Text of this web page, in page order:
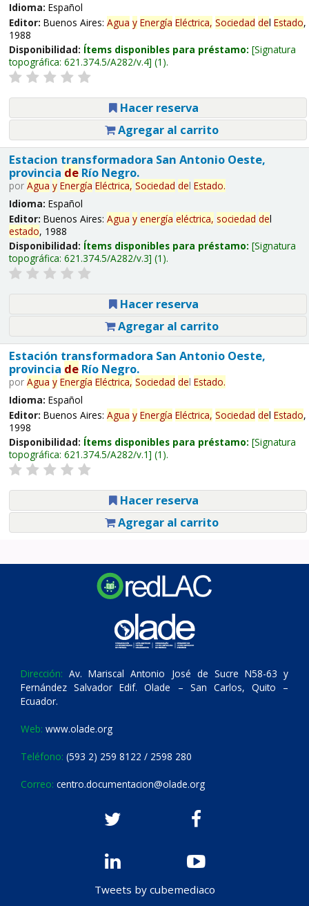
Idioma: Español
Editor: Buenos Aires: Agua y Energía Eléctrica, Sociedad del Estado,
1988
Disponibilidad: Ítems disponibles para préstamo: Signatura
topográfica: 621.374.5/A282/v.4 (1).
Hacer reserva
Agregar al carrito
Estacion transformadora San Antonio Oeste,
provincia deRío Negro.
por Agua y Energía Eléctrica, Sociedad del Estado.
Idioma: Español
Editor: Buenos Aires: Agua y energía eléctrica, sociedad del
estado, 1988
Disponibilidad: Ítems disponibles para préstamo: Signatura
topográfica: 621.374.5/A282/v.3 (1).
Hacer reserva
Agregar al carrito
Estación transformadora San Antonio Oeste,
provincia deRío Negro.
por Agua y Energía Eléctrica, Sociedad del Estado.
Idioma: Español
Editor: Buenos Aires: Agua y Energía Eléctrica, Sociedad del Estado,
1998
Disponibilidad: Ítems disponibles para préstamo: Signatura
topográfica: 621.374.5/A282/v.1 (1).
Hacer reserva
Agregar al carrito
Dirección: Av. Mariscal Antonio José de Sucre N58-63 y
Fernández Salvador Edif. Olade – San Carlos, Quito –
Ecuador.
Web: www.olade.org
Teléfono: (593 2) 259 8122 / 2598 280
Correo: centro.documentacion@olade.org
Tweets by cubemediaco